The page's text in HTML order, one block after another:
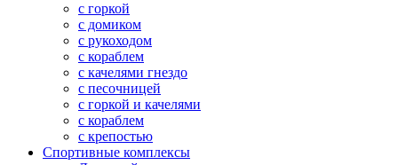
с горкой
с домиком
с рукоходом
с кораблем
с качелями гнездо
с песочницей
с горкой и качелями
с кораблем
с крепостью
Спортивные комплексы